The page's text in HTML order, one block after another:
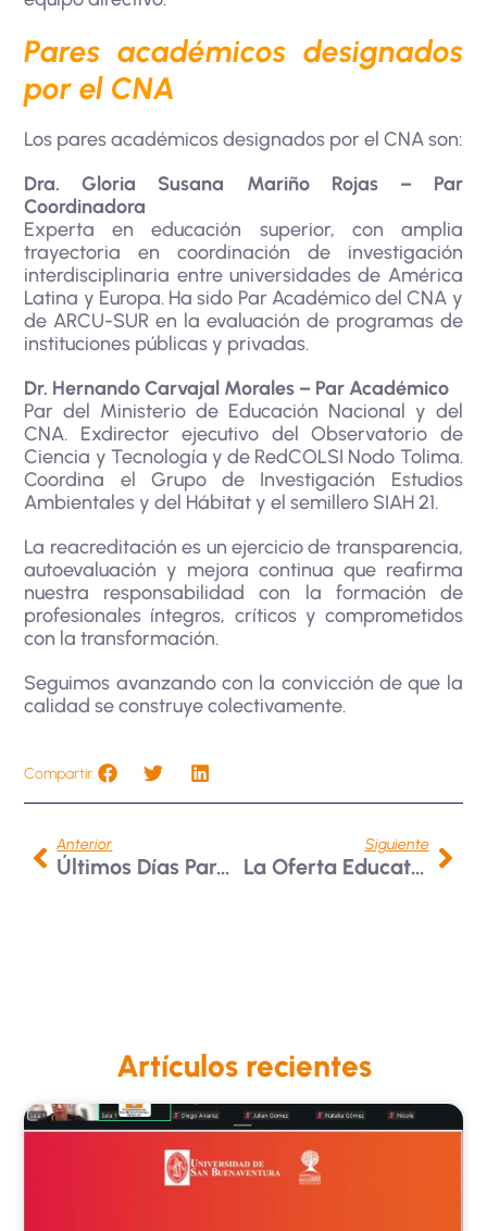
Pares académicos designados
por el CNA
Los pares académicos designados por el CNA son:
Dra. Gloria Susana Mariño Rojas – Par
Coordinadora
Experta en educación superior, con amplia
trayectoria en coordinación de investigación
interdisciplinaria entre universidades de América
Latina y Europa. Ha sido Par Académico del CNA y
de ARCU-SUR en la evaluación de programas de
instituciones públicas y privadas.
Dr. Hernando Carvajal Morales – Par Académico
Par del Ministerio de Educación Nacional y del
CNA. Exdirector ejecutivo del Observatorio de
Ciencia y Tecnología y de RedCOLSI Nodo Tolima.
Coordina el Grupo de Investigación Estudios
Ambientales y del Hábitat y el semillero SIAH 21.
La reacreditación es un ejercicio de transparencia,
autoevaluación y mejora continua que reafirma
nuestra responsabilidad con la formación de
profesionales íntegros, críticos y comprometidos
con la transformación.
Seguimos avanzando con la convicción de que la
calidad se construye colectivamente.
Compartir:
Anterior
Últimos Días Para Postularte Como Representante 2026 – 2027
Siguiente
La Oferta Educativa De La Universidad Sigue Creciendo Y Modernizándose
Artículos recientes